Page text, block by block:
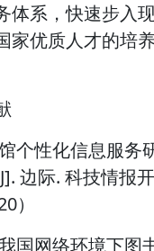
体系，快速步入
家优质人才的培
个性化信息服务
边际. 科技情报
）
国网络环境下图